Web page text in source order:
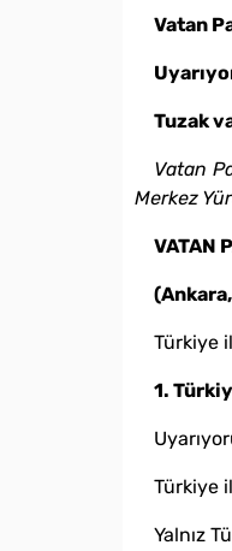
Vatan
Tuzak
Vatan
Merkez
VATAN
Türkiye
1.
Türkiye
Yalnız